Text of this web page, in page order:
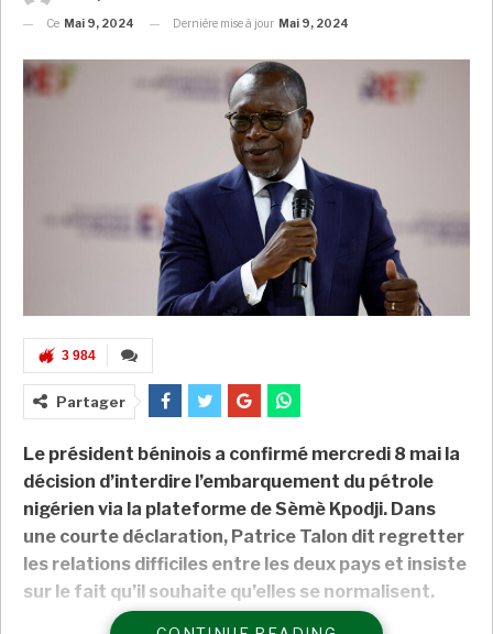
Ce Mai 9, 2024 Dernière mise à jour Mai 9, 2024
3 984
Partager
Le président béninois a confirmé mercredi 8 mai la
décision d’interdire l’embarquement du pétrole
nigérien via la plateforme de Sèmè Kpodji. Dans
une courte déclaration, Patrice Talon dit regretter
les relations difficiles entre les deux pays et insiste
sur le fait qu’il souhaite qu’elles se normalisent.